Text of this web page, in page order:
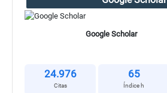
Google Scholar
24.976
Citas
65
Índice h